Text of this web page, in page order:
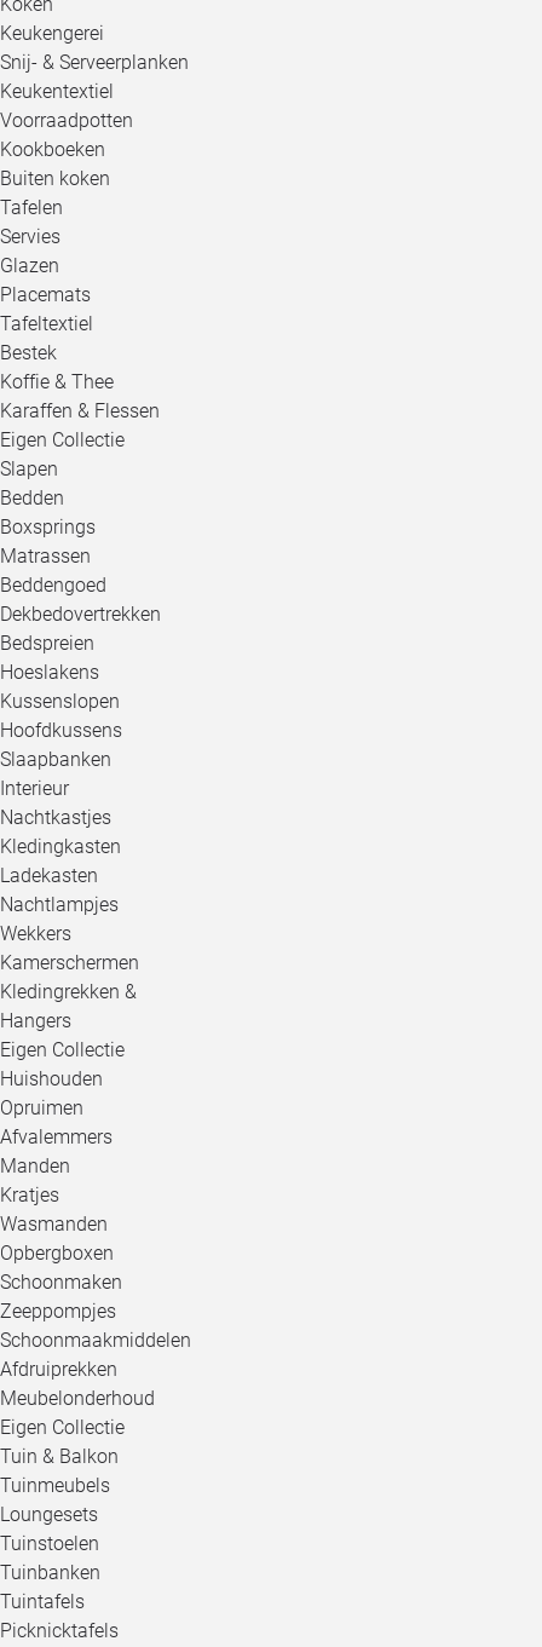
Keukengerei
Snij- & Serveerplanken
Keukentextiel
Voorraadpotten
Kookboeken
Buiten koken
Tafelen
Servies
Glazen
Placemats
Tafeltextiel
Bestek
Koffie & Thee
Karaffen & Flessen
Eigen Collectie
Slapen
Bedden
Boxsprings
Matrassen
Beddengoed
Dekbedovertrekken
Bedspreien
Hoeslakens
Kussenslopen
Hoofdkussens
Slaapbanken
Interieur
Nachtkastjes
Kledingkasten
Ladekasten
Nachtlampjes
Wekkers
Kamerschermen
Kledingrekken &
Hangers
Eigen Collectie
Huishouden
Opruimen
Afvalemmers
Manden
Kratjes
Wasmanden
Opbergboxen
Schoonmaken
Zeeppompjes
Schoonmaakmiddelen
Afdruiprekken
Meubelonderhoud
Eigen Collectie
Tuin & Balkon
Tuinmeubels
Loungesets
Tuinstoelen
Tuinbanken
Tuintafels
Picknicktafels